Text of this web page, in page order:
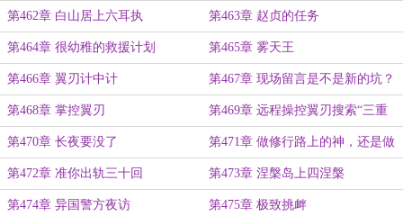
第462章 白山居上六耳执 第463章 赵贞的任务
第464章 很幼稚的救援计划 第465章 雾天王
第466章 翼刃计中计 第467章 现场留言是不是新的坑？
第468章 掌控翼刃 第469章 远程操控翼刃搜索“三重
天”
第470章 长夜要没了 第471章 做修行路上的神，还是做
红尘中的人？
第472章 准你出轨三十回 第473章 涅槃岛上四涅槃
第474章 异国警方夜访 第475章 极致挑衅